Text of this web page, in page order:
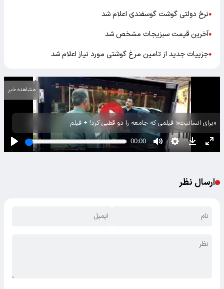
●نرخ دولتی گوشت گوسفندی اعلام شد
●آخرین قیمت سبزیجات مشخص شد
●جزییات جدید از تامین مرغ گوشتی مورد نیاز اعلام شد
«برای انسانیت»؛ فیلمی که جامعه را دو قطبی کرد! + فیلم
مشاهده خبر
ارسال نظر